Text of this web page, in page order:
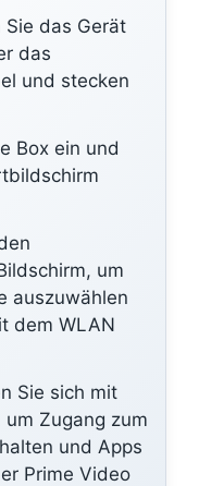
das Gerät
das
und stecken
Box ein und
um
auszuwählen
dem WLAN
Sie sich mit
Zugang zum
und Apps
Prime Video